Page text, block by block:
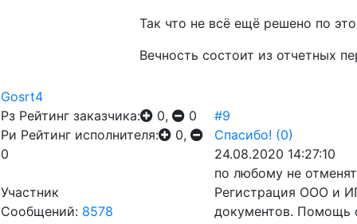
Так что не всё ещё решено по
Вечность состоит из отчетных
Gosrt4
Рз Рейтинг заказчика: 0,
0
Ри Рейтинг исполнителя:
0,
0
Участник
Сообщений: 8578
#9
Спасибо! (0)
24.08.2020 14:27:10
по любому не отменят
Регистрация ООО и
документов. Помощь